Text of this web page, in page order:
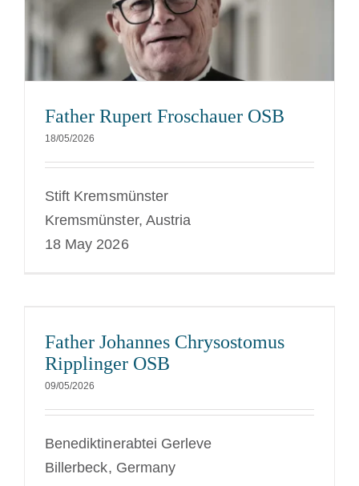
Father Rupert Froschauer OSB
18/05/2026
Stift Kremsmünster
Kremsmünster, Austria
18 May 2026
Father Johannes Chrysostomus
Ripplinger OSB
09/05/2026
Benediktinerabtei Gerleve
Billerbeck, Germany